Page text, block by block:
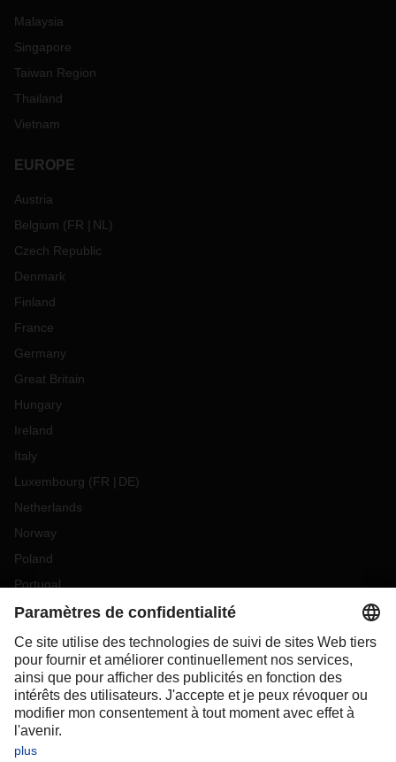
Malaysia
Singapore
Taiwan Region
Thailand
Vietnam
EUROPE
Austria
Belgium (FR NL)
Czech Republic
Denmark
Finland
France
Germany
Great Britain
Hungary
Ireland
Italy
Luxembourg (FR DE)
Netherlands
Norway
Poland
Portugal
Romania
Slovakia
Spain
Sweden
Switzerland(DE FR)
Turkey